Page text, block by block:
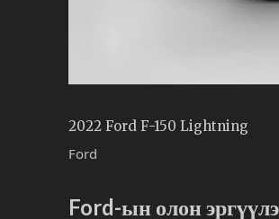
2022 Ford F-150 Lightning
Ford
Ford-ын олон